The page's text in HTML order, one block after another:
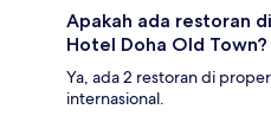
Apakah ada restoran
Hotel Doha Old Town?
Ya, ada 2 restoran di
internasional.